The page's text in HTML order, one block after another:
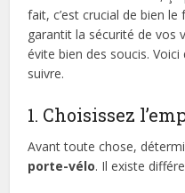
fait, c’est crucial de bien
garantit la sécurité de vos
évite bien des soucis.
suivre.
1. Choisissez
Avant toute chose,
porte-vélo. Il existe